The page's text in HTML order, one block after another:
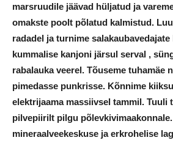
marsruudile jäävad hüljatud ja
omakste poolt põlatud kalmistud.
radadel ja turnime
kummalise kanjoni järsul serval ,
rabalauka veerel. Tõuseme tuhamäe
pimedasse punkrisse. Kõnnime
elektrijaama massiivsel tammil. Tuuli
pilvepiirilt pilgu
mineraalveekeskuse ja erkrohelise